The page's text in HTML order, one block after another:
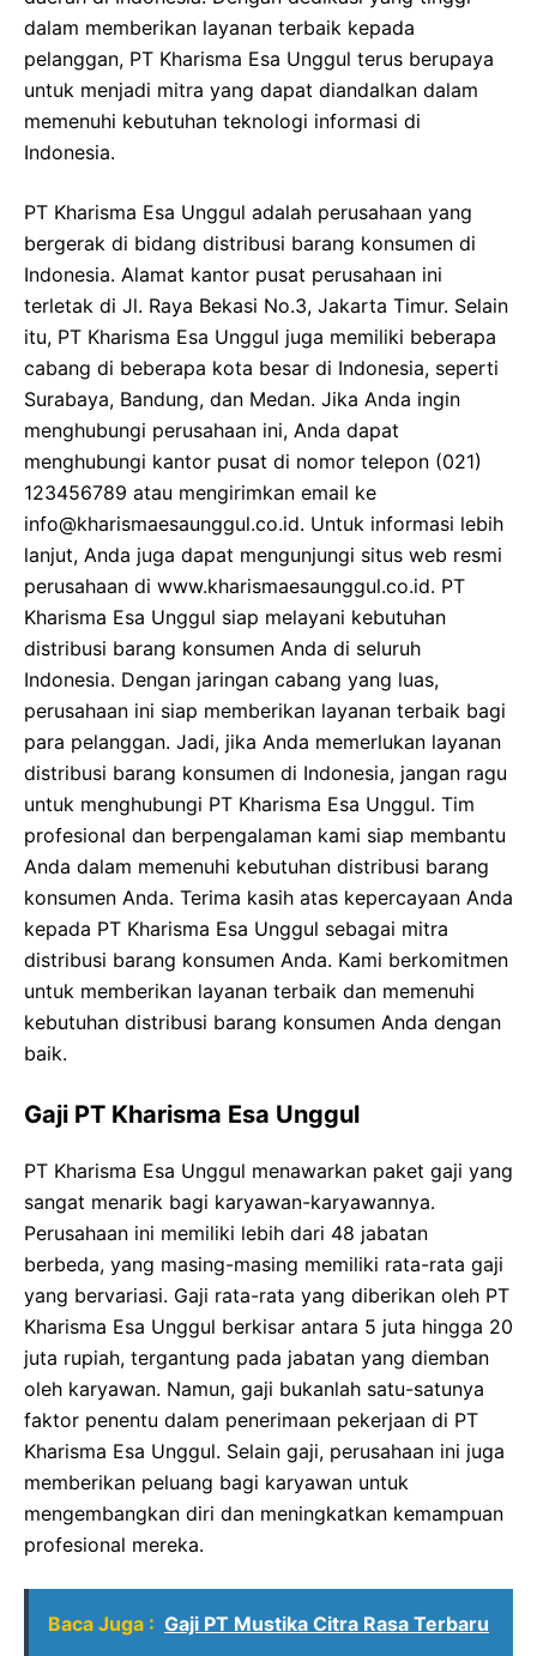
dalam memberikan layanan terbaik kepada
pelanggan, PT Kharisma Esa Unggul terus berupaya
untuk menjadi mitra yang dapat diandalkan dalam
memenuhi kebutuhan teknologi informasi di
Indonesia.
PT Kharisma Esa Unggul adalah perusahaan yang
bergerak di bidang distribusi barang konsumen di
Indonesia. Alamat kantor pusat perusahaan ini
terletak di Jl. Raya Bekasi No.3, Jakarta Timur. Selain
itu, PT Kharisma Esa Unggul juga memiliki beberapa
cabang di beberapa kota besar di Indonesia, seperti
Surabaya, Bandung, dan Medan. Jika Anda ingin
menghubungi perusahaan ini, Anda dapat
menghubungi kantor pusat di nomor telepon (021)
123456789 atau mengirimkan email ke
info@kharismaesaunggul.co.id. Untuk informasi lebih
lanjut, Anda juga dapat mengunjungi situs web resmi
perusahaan di www.kharismaesaunggul.co.id. PT
Kharisma Esa Unggul siap melayani kebutuhan
distribusi barang konsumen Anda di seluruh
Indonesia. Dengan jaringan cabang yang luas,
perusahaan ini siap memberikan layanan terbaik bagi
para pelanggan. Jadi, jika Anda memerlukan layanan
distribusi barang konsumen di Indonesia, jangan ragu
untuk menghubungi PT Kharisma Esa Unggul. Tim
profesional dan berpengalaman kami siap membantu
Anda dalam memenuhi kebutuhan distribusi barang
konsumen Anda. Terima kasih atas kepercayaan Anda
kepada PT Kharisma Esa Unggul sebagai mitra
distribusi barang konsumen Anda. Kami berkomitmen
untuk memberikan layanan terbaik dan memenuhi
kebutuhan distribusi barang konsumen Anda dengan
baik.
Gaji PT Kharisma Esa Unggul
PT Kharisma Esa Unggul menawarkan paket gaji yang
sangat menarik bagi karyawan-karyawannya.
Perusahaan ini memiliki lebih dari 48 jabatan
berbeda, yang masing-masing memiliki rata-rata gaji
yang bervariasi. Gaji rata-rata yang diberikan oleh PT
Kharisma Esa Unggul berkisar antara 5 juta hingga 20
juta rupiah, tergantung pada jabatan yang diemban
oleh karyawan. Namun, gaji bukanlah satu-satunya
faktor penentu dalam penerimaan pekerjaan di PT
Kharisma Esa Unggul. Selain gaji, perusahaan ini juga
memberikan peluang bagi karyawan untuk
mengembangkan diri dan meningkatkan kemampuan
profesional mereka.
Baca Juga : Gaji PT Mustika Citra Rasa Terbaru